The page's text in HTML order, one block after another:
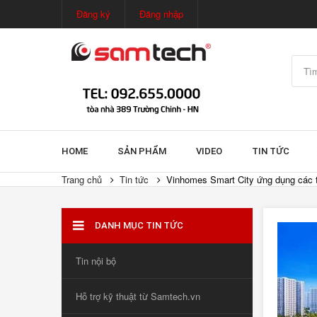
Đăng ký Đăng nhập
HOME SẢN PHẨM VIDEO TIN TỨC
Trang chủ Tin tức Vinhomes Smart City ứng dụng
DANH MỤC TIN TỨC
Tin nội bộ
Hỗ trợ kỹ thuật từ Samtech.vn